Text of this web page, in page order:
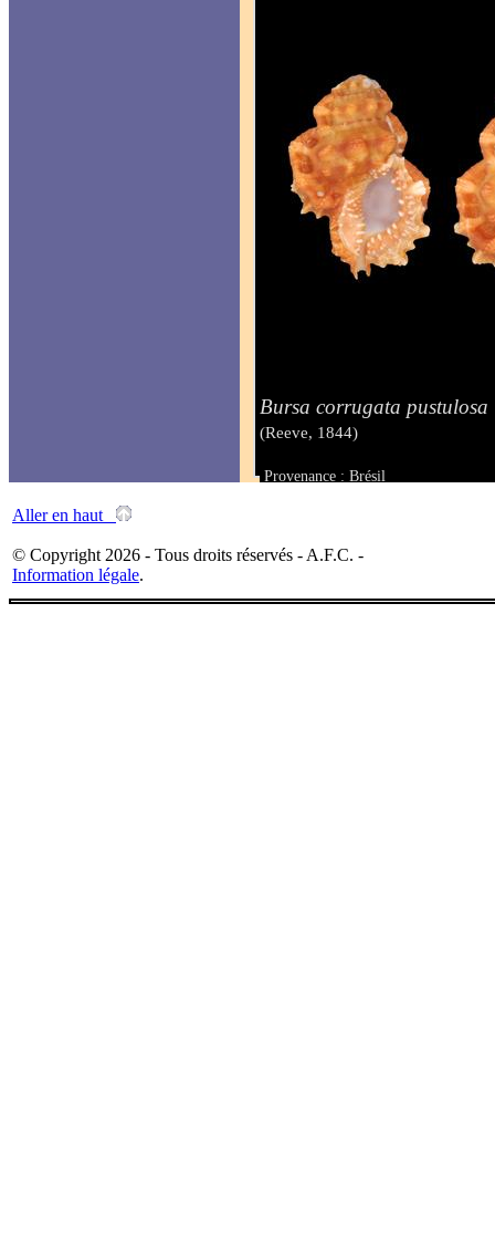
Bursa corrugata pustulosa
(Reeve, 1844)
Provenance : Brésil
Aller en haut
© Copyright 2026 - Tous droits réservés - A.F.C. -
Information légale.